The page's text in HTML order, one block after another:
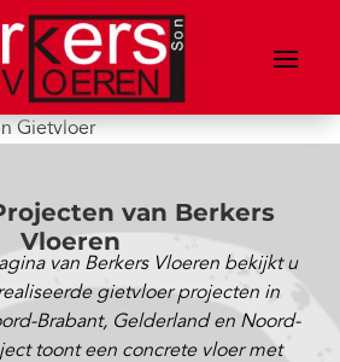
Gietvloer
van Berkers
Vloeren
van Berkers Vloeren bekijkt u
gietvloer projecten in
Brabant, Gelderland en Noord-
toont een concrete vloer met